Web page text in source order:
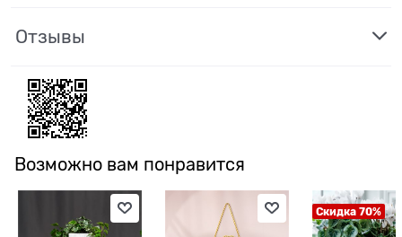
Отзывы
Возможно вам понравится
Скидка 70%